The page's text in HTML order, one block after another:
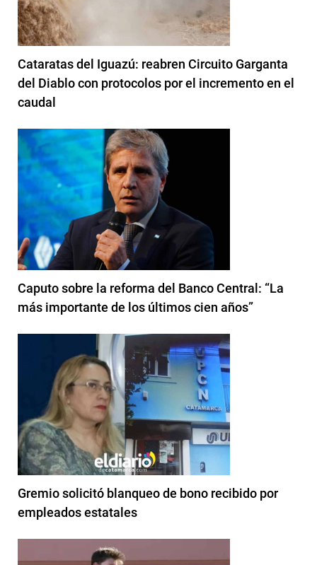
Cataratas del Iguazú: reabren Circuito Garganta
del Diablo con protocolos por el incremento en el
caudal
Caputo sobre la reforma del Banco Central: “La
más importante de los últimos cien años”
Gremio solicitó blanqueo de bono recibido por
empleados estatales